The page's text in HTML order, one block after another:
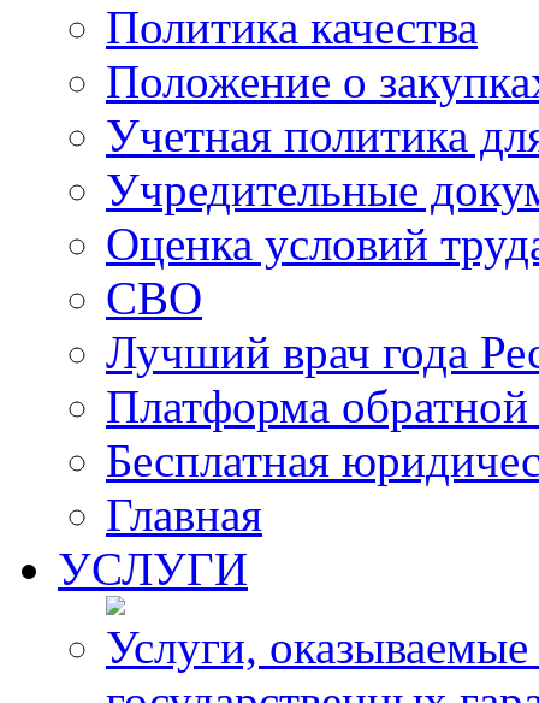
Политика качества
Положение о
Учетная политика
Учредительные
Оценка условий
СВО
Лучший врач года
Платформа
Бесплатная
Главная
УСЛУГИ
Услуги,